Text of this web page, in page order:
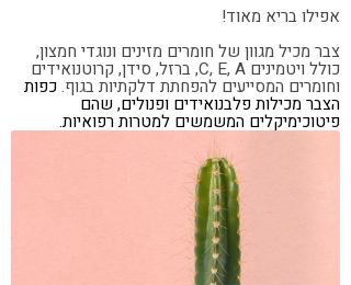
אפילו בריא מאוד!
צבר מכיל מגוון של חומרים מזינים ונוגדי חמצון,
כולל ויטמינים C, E, A, ברזל, סידן, קרוטנואידים
וחומרים המסייעים להפחתת דלקתיות בגוף.כפות
הצבר מכילות פלבנואידים ופנולים, שהם
פיטוכימיקלים המשמשים למטרות רפואיות.